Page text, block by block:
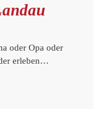
oder Opa oder
erleben…